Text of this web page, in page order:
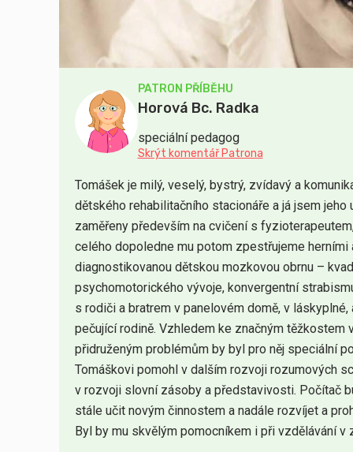
PATRON PŘÍBĚHU
Horová Bc. Radka
speciální pedagog
Skrýt komentář Patrona
Tomášek je milý, veselý, bystrý, zvídavý a
dětského rehabilitačního stacionáře a já jsem
zaměřeny především na cvičení s
celého dopoledne mu potom zpestřujeme herními
diagnostikovanou dětskou mozkovou obrnu –
psychomotorického vývoje, konvergentní
s rodiči a bratrem v panelovém domě, v
pečující rodině. Vzhledem ke značným těžkostem
přidruženým problémům by byl pro něj speciální
Tomáškovi pomohl v dalším rozvoji rozumových
v rozvoji slovní zásoby a představivosti. Počítač
stále učit novým činnostem a nadále rozvíjet a
Byl by mu skvělým pomocníkem i při vzdělávání v